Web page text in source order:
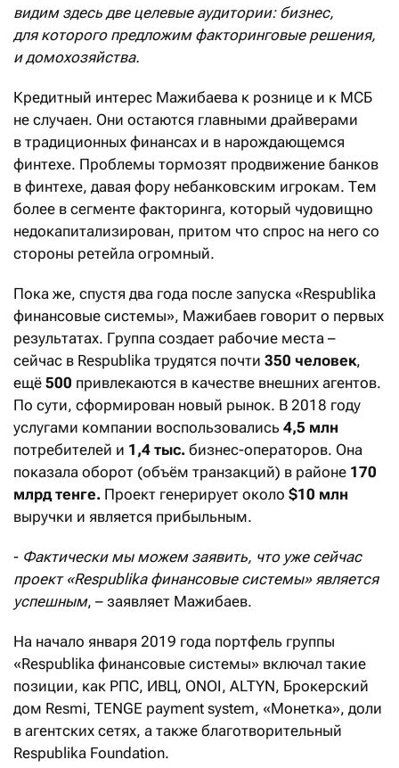
видим здесь две целевые аудитории: бизнес,
для которого предложим факторинговые решения,
и домохозяйства.
Кредитный интерес Мажибаева к рознице и к МСБ
не случаен. Они остаются главными драйверами
в традиционных финансах и в нарождающемся
финтехе. Проблемы тормозят продвижение банков
в финтехе, давая фору небанковским игрокам. Тем
более в сегменте факторинга, который чудовищно
недокапитализирован, притом что спрос на него со
стороны ретейла огромный.
Пока же, спустя два года после запуска «Respublika
финансовые системы», Мажибаев говорит о первых
результатах. Группа создает рабочие места –
сейчас в Respublika трудятся почти 350 человек,
ещё 500 привлекаются в качестве внешних агентов.
По сути, сформирован новый рынок. В 2018 году
услугами компании воспользовались 4,5 млн
потребителей и 1,4 тыс. бизнес-операторов. Она
показала оборот (объём транзакций) в районе 170
млрд тенге. Проект генерирует около $10 млн
выручки и является прибыльным.
- Фактически мы можем заявить, что уже сейчас
проект «Respublika финансовые системы» является
успешным, – заявляет Мажибаев.
На начало января 2019 года портфель группы
«Respublika финансовые системы» включал такие
позиции, как РПС, ИВЦ, ONOI, ALTYN, Брокерский
дом Resmi, TENGE payment system, «Монетка», доли
в агентских сетях, а также благотворительный
Respublika Foundation.